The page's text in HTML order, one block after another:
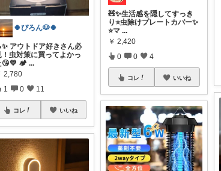
🍀ぴろん🐶🍀
アウトドア好きさん必
！虫対策に買ってよかっ
😘💚 🏕 ...
2,780
1 0 11
コレ いいね
🧸✨生活感を隠してすっき
り⭐️虫除けプレートカバー✨
⭐️マ ...
￥ 2,420
0 0 4
コレ いいね